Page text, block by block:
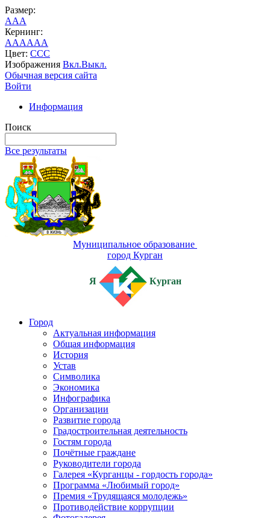
Размер:
AAA
Кернинг:
AAAAAA
Цвет: CCC
Изображения Вкл.Выкл.
Обычная версия сайта
Войти
Информация
Поиск
Все результаты
Муниципальное образование
город Курган
Я Курган
Город
Актуальная информация
Общая информация
История
Устав
Символика
Экономика
Инфографика
Организации
Развитие города
Градостроительная деятельность
Гостям города
Почётные граждане
Руководители города
Галерея «Курганцы - гордость города»
Программа «Любимый город»
Премия «Трудящаяся молодежь»
Противодействие коррупции